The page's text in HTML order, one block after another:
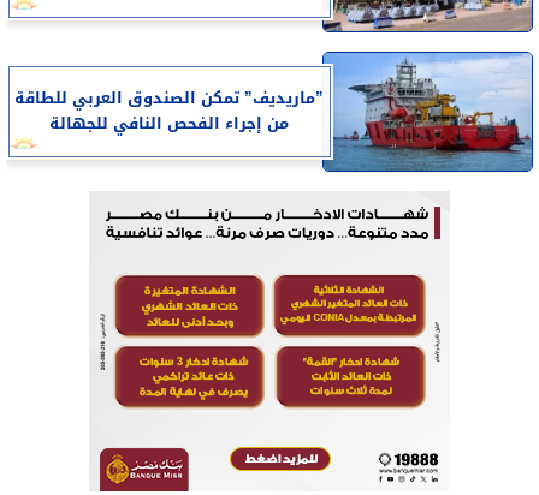
”ماريديف” تمكن الصندوق العربي للطاقة
من إجراء الفحص النافي للجهالة